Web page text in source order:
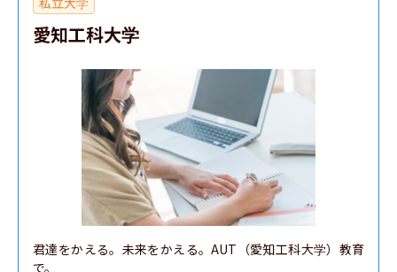
愛知工科大学
君達をかえる。未来をかえる。AUT（愛知工科大学）教育
で。